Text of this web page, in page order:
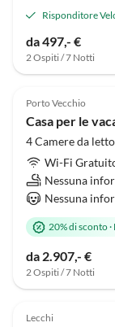
Risponditore
da 497,- €
2 Ospiti / 7 Notti
Porto Vecchio
Casa per le
4 Camere da
Wi-Fi
Nessuna
Nessuna
20% di sconto·
da 2.907,- €
2 Ospiti / 7 Notti
Lecchi